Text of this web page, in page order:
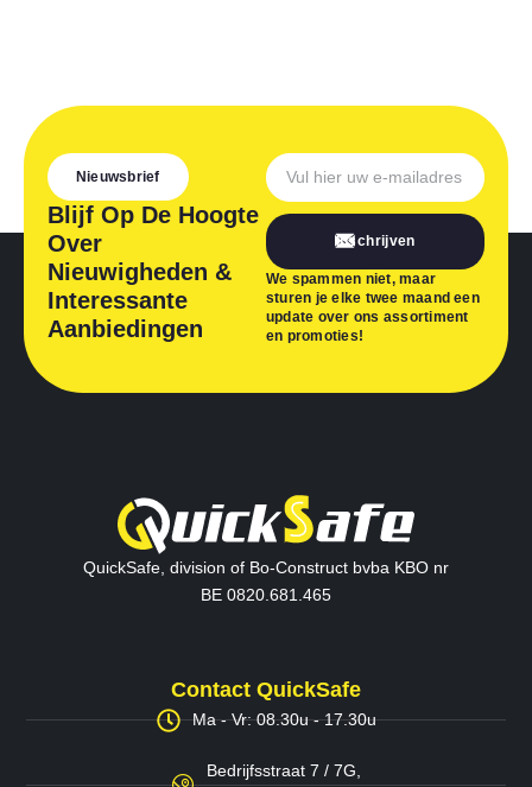
Nieuwsbrief
Blijf Op De Hoogte
Over
Nieuwigheden &
Interessante
Aanbiedingen
Inschrijven
We spammen niet, maar
sturen je elke twee maand een
update over ons assortiment
en promoties!
QuickSafe, division of Bo-Construct bvba KBO nr
BE 0820.681.465
Contact QuickSafe
Ma - Vr: 08.30u - 17.30u
Bedrijfsstraat 7 / 7G,